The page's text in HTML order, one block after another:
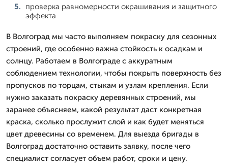
проверка равномерности окрашивания и защитного
эффекта
В Волгоград мы часто выполняем покраску для сезонных
строений, где особенно важна стойкость к осадкам и
солнцу. Работаем в Волгограде с аккуратным
соблюдением технологии, чтобы покрыть поверхность без
пропусков по торцам, стыкам и узлам крепления. Если
нужно заказать покраску деревянных строений, мы
заранее объясняем, какой результат даст конкретная
краска, сколько прослужит слой и как будет меняться
цвет древесины со временем. Для выезда бригады в
Волгоград достаточно оставить заявку, после чего
специалист согласует объем работ, сроки и цену.